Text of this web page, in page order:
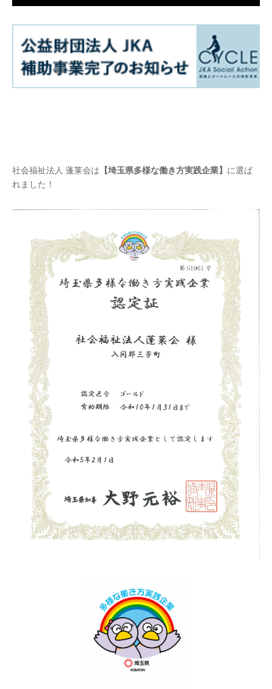
社会福祉法人 蓬莱会は 【埼玉県多様な働き方実践企業】 に選ば
れました！